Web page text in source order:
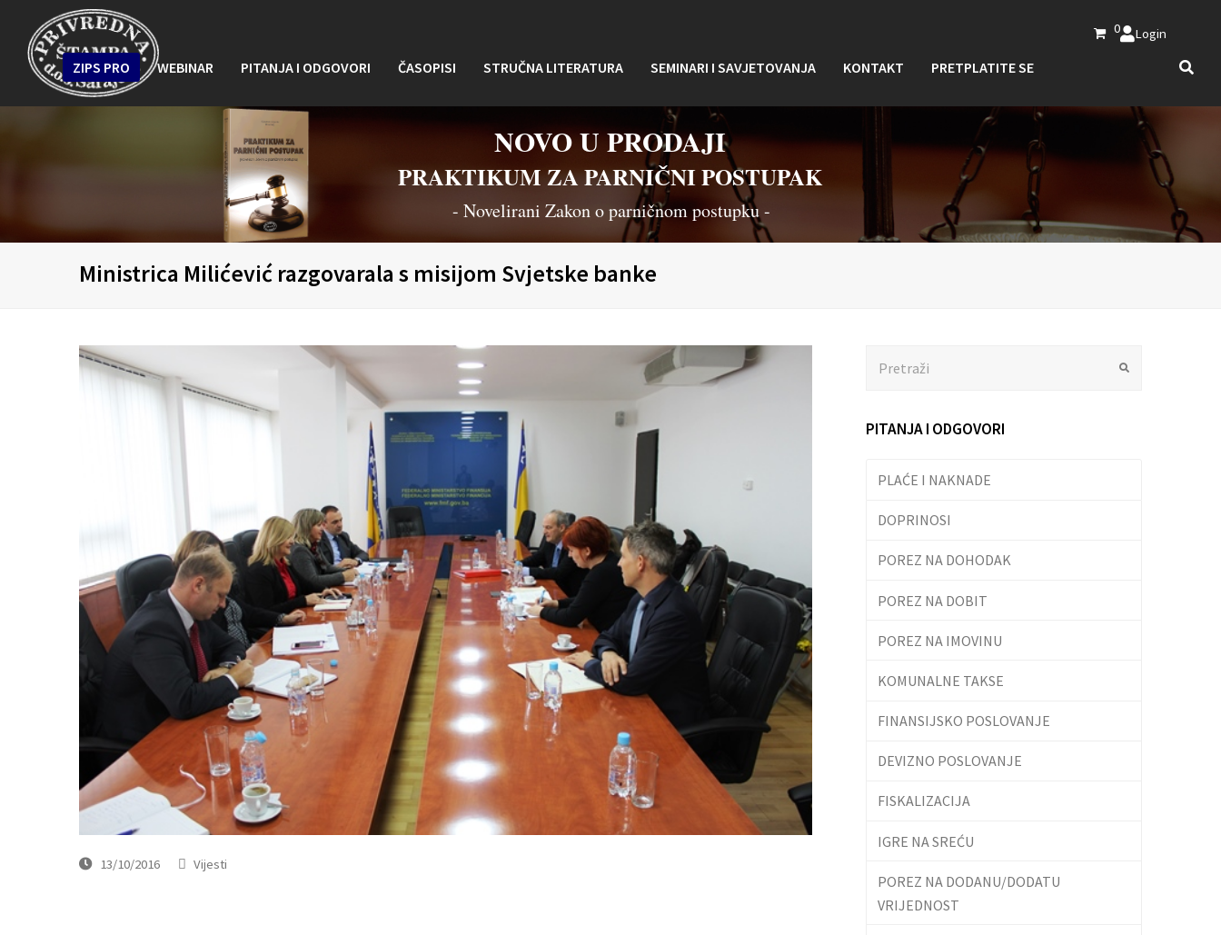
0 Login
ZIPS PRO WEBINAR PITANJA I ODGOVORI ČASOPISI STRUČNA LITERATURA SEMINARI I SAVJETOVANJA KONTAKT PRETPLATITE SE
NOVO U PRODAJI
PRAKTIKUM ZA PARNIČNI POSTUPAK
- Novelirani Zakon o parničnom postupku -
Ministrica Milićević razgovarala s misijom Svjetske banke
13/10/2016 Vijesti
PITANJA I ODGOVORI
PLAĆE I NAKNADE
DOPRINOSI
POREZ NA DOHODAK
POREZ NA DOBIT
POREZ NA IMOVINU
KOMUNALNE TAKSE
FINANSIJSKO POSLOVANJE
DEVIZNO POSLOVANJE
FISKALIZACIJA
IGRE NA SREĆU
POREZ NA DODANU/DODATU
VRIJEDNOST